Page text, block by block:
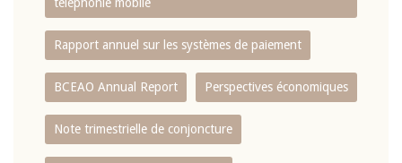
Rapport annuel sur les systèmes de paiement
BCEAO Annual Report Perspectives économiques
Note trimestrielle de conjoncture